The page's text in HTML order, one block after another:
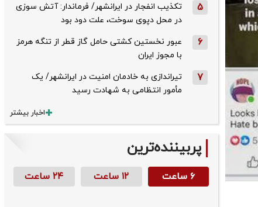
5
تکذیب ‌انفجار در ایرانشهر/ فرماندار: آتش سوزی
در محل دپوی سوخت، علت دود بود
6
عبور نخستین کشتی حامل گاز قطر از تنگه هرمز
با مجوز ایران
7
تیراندازی به خادمان امنیت در ایرانشهر/ یک
مأمور انتظامی به شهادت رسید
اخبار بیشتر
پربیننده‌ترین
۶ ساعت ۱۲ ساعت ۲۴ ساعت